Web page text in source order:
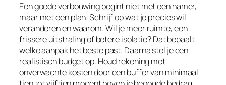
Een goede verbouwing begint niet met een hamer,
maar met een plan. Schrijf op wat je precies wil
veranderen en waarom. Wil je meer ruimte, een
frissere uitstraling of betere isolatie? Dat bepaalt
welke aanpak het beste past. Daarna stel je een
realistisch budget op. Houd rekening met
onverwachte kosten door een buffer van minimaal